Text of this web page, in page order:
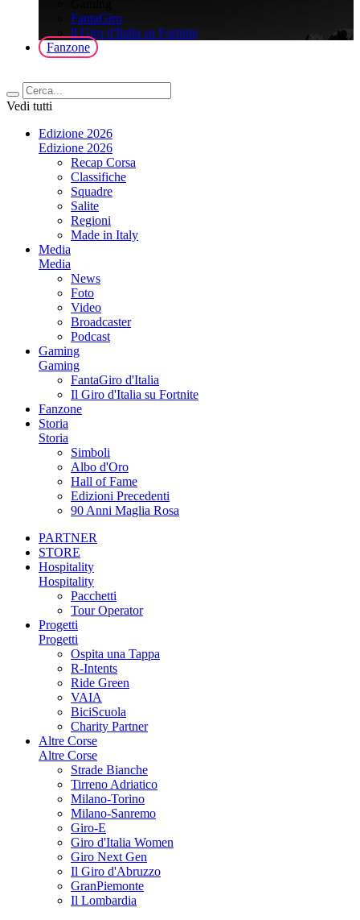
FantaGiro
ll Giro d'Italia su Fortnite
Fanzone
Vedi tutti
Edizione 2026
Edizione 2026
Recap Corsa
Classifiche
Squadre
Salite
Regioni
Made in Italy
Media
Media
News
Foto
Video
Broadcaster
Podcast
Gaming
Gaming
FantaGiro d'Italia
Il Giro d'Italia su Fortnite
Fanzone
Storia
Storia
Simboli
Albo d'Oro
Hall of Fame
Edizioni Precedenti
90 Anni Maglia Rosa
PARTNER
STORE
Hospitality
Hospitality
Pacchetti
Tour Operator
Progetti
Progetti
Ospita una Tappa
R-Intents
Ride Green
VAIA
BiciScuola
Charity Partner
Altre Corse
Altre Corse
Strade Bianche
Tirreno Adriatico
Milano-Torino
Milano-Sanremo
Giro-E
Giro d'Italia Women
Giro Next Gen
Il Giro d'Abruzzo
GranPiemonte
Il Lombardia